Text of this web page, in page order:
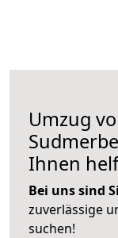
Umzug
Ihnen
Bei uns sind
zuverlässige
suchen!